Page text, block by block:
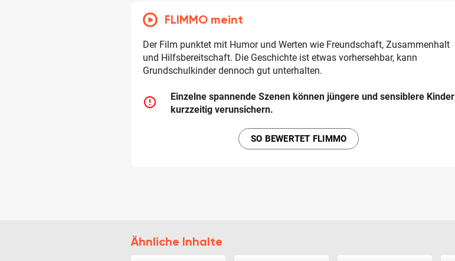
FLIMMO meint
Der Film punktet mit Humor und Werten wie Freundschaft, Zusammenhalt
und Hilfsbereitschaft. Die Geschichte ist etwas vorhersehbar, kann
Grundschulkinder dennoch gut unterhalten.
error_outline
Einzelne spannende Szenen können jüngere und sensiblere Kinder
kurzzeitig verunsichern.
SO BEWERTET FLIMMO
Ähnliche Inhalte